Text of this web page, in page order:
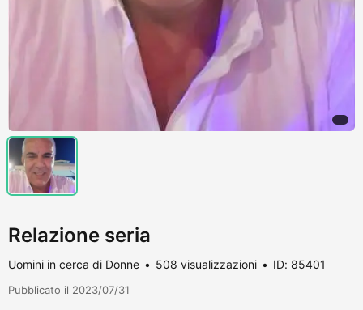
Relazione seria
Uomini in cerca di Donne 508 visualizzazioni ID: 85401
Pubblicato il 2023/07/31